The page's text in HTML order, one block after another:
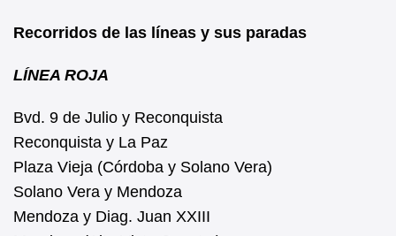
Recorridos de las líneas y sus paradas
LÍNEA ROJA
Bvd. 9 de Julio y Reconquista
Reconquista y La Paz
Plaza Vieja (Córdoba y Solano Vera)
Solano Vera y Mendoza
Mendoza y Diag. Juan XXIII